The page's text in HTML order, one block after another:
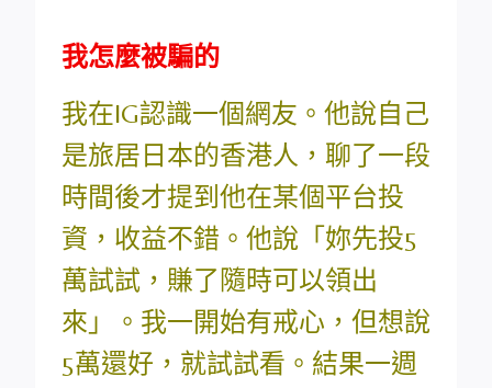
我怎麼被騙的
我在IG認識一個網友。他說自己
是旅居日本的香港人，聊了一段
時間後才提到他在某個平台投
資，收益不錯。他說「妳先投5
萬試試，賺了隨時可以領出
來」。我一開始有戒心，但想說
5萬還好，就試試看。結果一週